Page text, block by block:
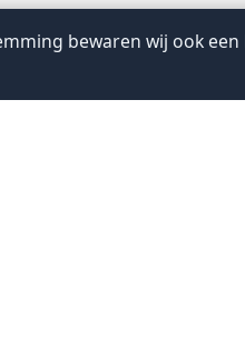
bewaren wij ook